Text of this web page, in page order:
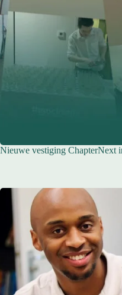
Nieuwe vestiging ChapterNext